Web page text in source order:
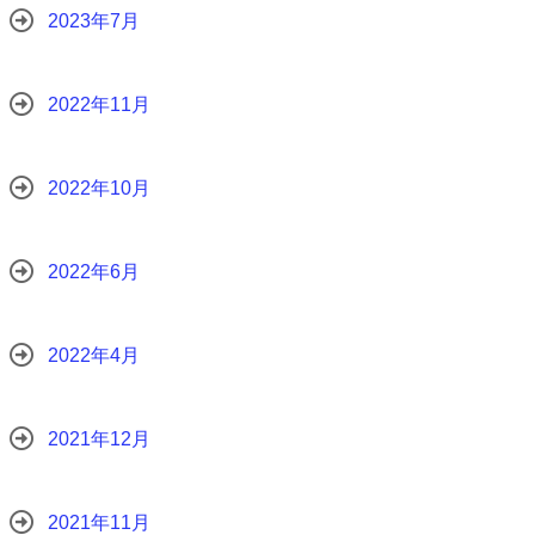
2023年7月
2022年11月
2022年10月
2022年6月
2022年4月
2021年12月
2021年11月